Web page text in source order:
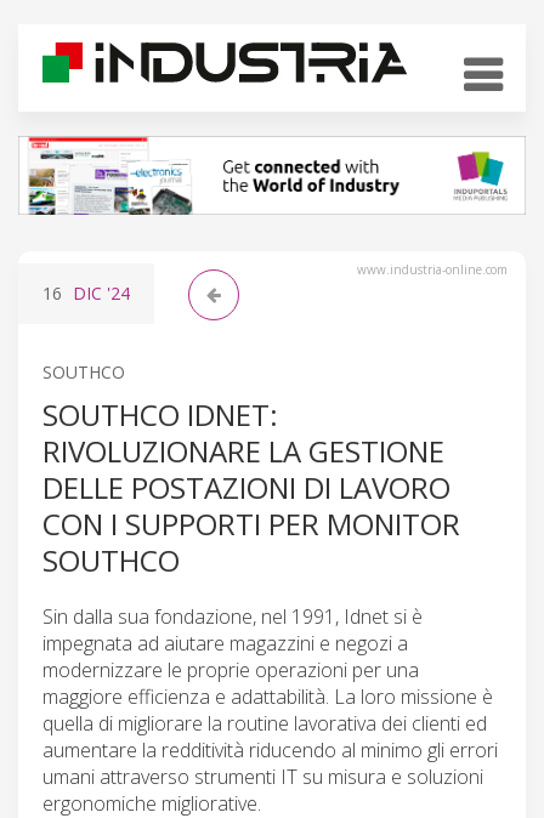
www.industria-online.com
16 DIC '24
SOUTHCO
SOUTHCO IDNET:
RIVOLUZIONARE LA GESTIONE
DELLE POSTAZIONI DI LAVORO
CON I SUPPORTI PER MONITOR
SOUTHCO
Sin dalla sua fondazione, nel 1991, Idnet si è
impegnata ad aiutare magazzini e negozi a
modernizzare le proprie operazioni per una
maggiore efficienza e adattabilità. La loro missione è
quella di migliorare la routine lavorativa dei clienti ed
aumentare la redditività riducendo al minimo gli errori
umani attraverso strumenti IT su misura e soluzioni
ergonomiche migliorative.